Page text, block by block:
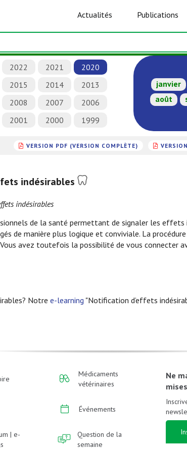
Actualités Publications
2022 2021
2020
2015 2014
2013
2008 2007
2006
2001 2000 1999
janvier
août
VERSION PDF (VERSION COMPLÈTE)
indésirables
indésirables
de la santé permettant de signaler les effets
de manière plus logique et conviviale. La
avez toutefois la possibilité de vous connecter
Notre e-learning "Notification d’effets
| e-
Médicaments
vétérinaires
Événements
Question de la
semaine
Ne